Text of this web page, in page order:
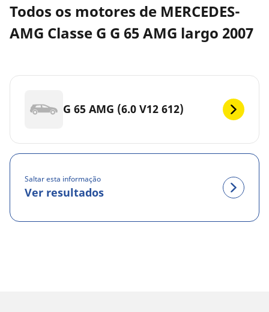
Todos os motores de MERCEDES-
AMG Classe G G 65 AMG largo 2007
G 65 AMG (6.0 V12 612)
Saltar esta informação
Ver resultados